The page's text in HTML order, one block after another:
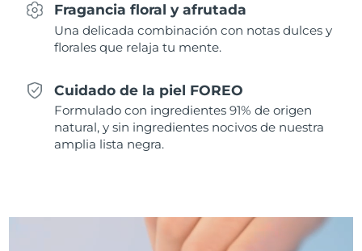
Fragancia floral y afrutada
Una delicada combinación con notas dulces y
florales que relaja tu mente.
Cuidado de la piel FOREO
Formulado con ingredientes 91% de origen
natural, y sin ingredientes nocivos de nuestra
amplia lista negra.
Sudáfrica Entrega prevista
Corea del Sur Entrega prevista
España Entrega prevista
Suecia Entrega prevista8/8/26
Entrega prevista 8/12/26